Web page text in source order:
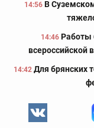
14:56 В
14:46 Работы
всероссийской
14:42 Для брянских